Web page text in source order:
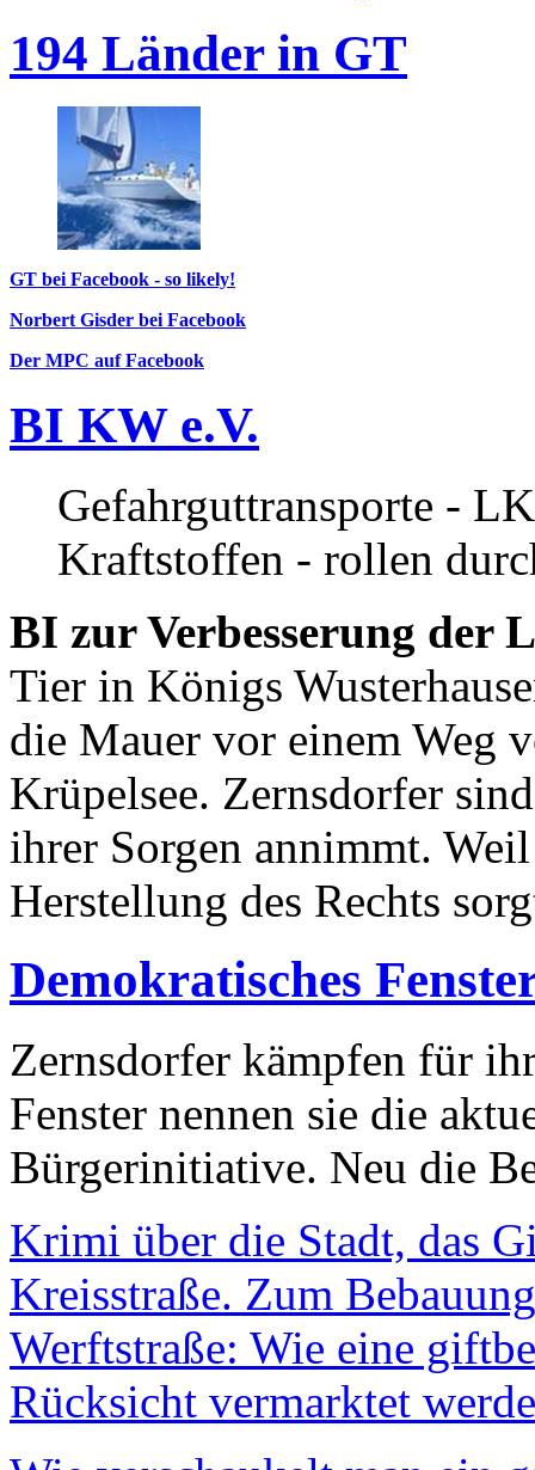
194 Länder in GT
GT bei Facebook - so likely!
Norbert Gisder bei Facebook
Der MPC auf Facebook
BI KW e.V.
Gefahrguttransporte -
Kraftstoffen - rollen
BI zur Verbesserung der
Tier in Königs
die Mauer vor einem Weg
Krüpelsee. Zernsdorfer
ihrer Sorgen annimmt.
Herstellung des Rechts
Demokratisches
Zernsdorfer kämpfen für
Fenster nennen sie die
Bürgerinitiative. Neu die
Krimi über die Stadt, das
Kreisstraße. Zum
Werftstraße: Wie eine
Rücksicht vermarktet